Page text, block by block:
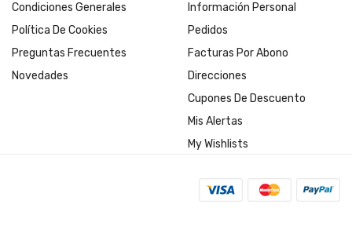
Condiciones Generales
Política De Cookies
Preguntas Frecuentes
Novedades
Información Personal
Pedidos
Facturas Por Abono
Direcciones
Cupones De Descuento
Mis Alertas
My Wishlists